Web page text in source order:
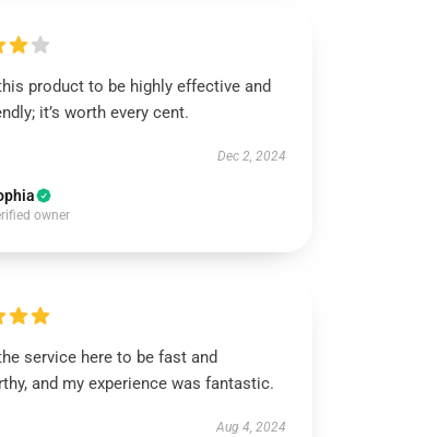
product to be highly effective and
it’s worth every cent.
Dec 2, 2024
owner
service here to be fast and
and my experience was fantastic.
Aug 4, 2024